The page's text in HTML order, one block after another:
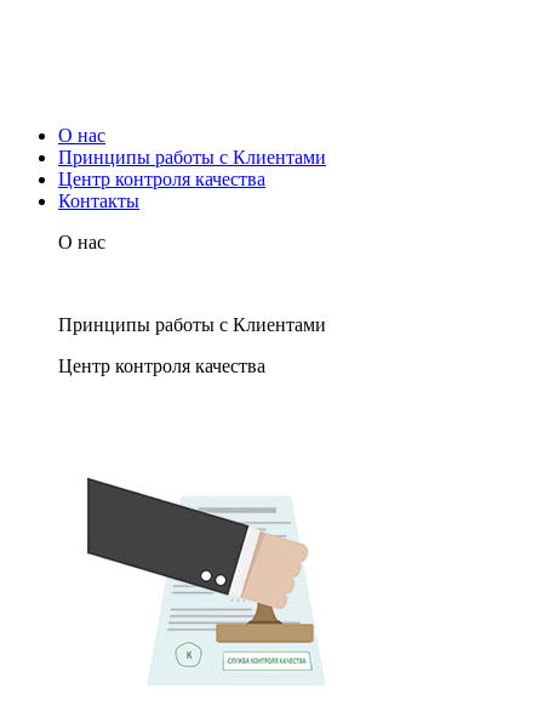
О нас
Принципы работы с Клиентами
Центр контроля качества
Контакты
О нас
Принципы работы с Клиентами
Центр контроля качества